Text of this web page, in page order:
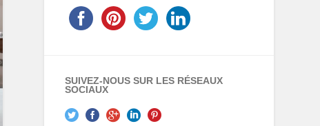
SUIVEZ-NOUS SUR LES RÉSEAUX
SOCIAUX